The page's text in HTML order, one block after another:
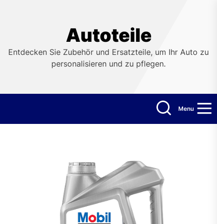
Autoteile
Entdecken Sie Zubehör und Ersatzteile, um Ihr Auto zu
personalisieren und zu pflegen.
Menu